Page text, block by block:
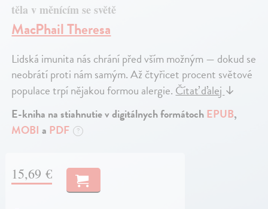
těla v měnícím se světě
MacPhail Theresa
Lidská imunita nás chrání před vším možným — dokud se
neobrátí proti nám samým. Až čtyřicet procent světové
populace trpí nějakou formou alergie.Čítať ďalej↓
E-kniha na stiahnutie v digitálnych formátochEPUB,
MOBI a PDF ?
15,69 €